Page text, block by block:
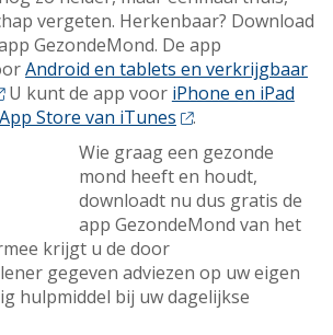
vergeten. Herkenbaar? Download
GezondeMond. De app
Android en tablets en verkrijgbaar
U kunt de app voor iPhone en iPad
Store van iTunes
.
Wie graag een gezonde
mond heeft en houdt,
downloadt nu dus gratis de
app GezondeMond van het
krijgt u de door
gegeven adviezen op uw eigen
hulpmiddel bij uw dagelijkse